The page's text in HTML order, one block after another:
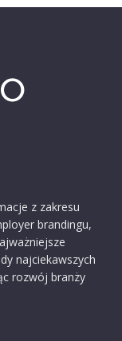
z zakresu
brandingu,
najciekawszych
rozwój branży